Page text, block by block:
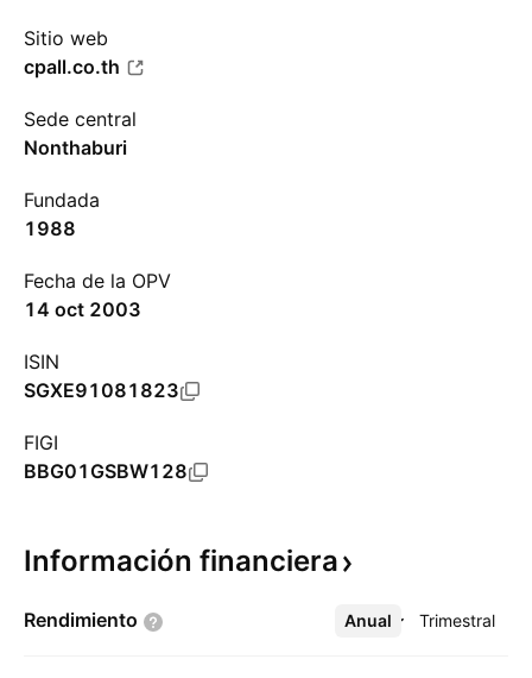
Sitio web
cpall.co.th
Sede central
Nonthaburi
Fundada
1988
Fecha de la OPV
14 oct 2003
ISIN
SGXE91081823
FIGI
BBG01GSBW128
Información financiera
Rendimiento Anual Trimestral
Más